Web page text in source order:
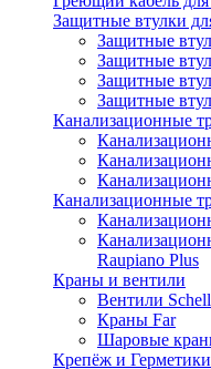
Защитные втулки
Защитные
Защитные
Защитные
Защитные
Канализационные
Канализационные
Raupiano Plus
Краны и вентили
Вентили Schell
Краны Far
Шаровые
Крепёж и Герметики